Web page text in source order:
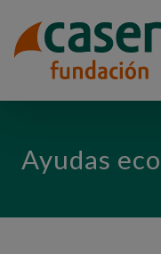
Ayudas